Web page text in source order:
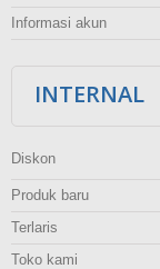
Informasi akun
INTERNAL
Diskon
Produk baru
Terlaris
Toko kami